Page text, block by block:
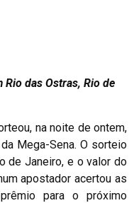
das Ostras, Rio de
na noite de ontem,
Mega-Sena. O sorteio
de Janeiro, e o valor do
apostador acertou as
para o próximo